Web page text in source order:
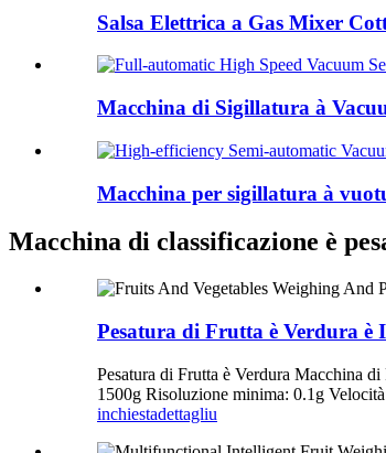
Salsa Elettrica a Gas Mixer
Macchina di Sigillatura à
Macchina per sigillatura à
Macchina di classificazione è
Pesatura di Frutta è Verdura è
Pesatura di Frutta è Verdura Macchina
1500g Risoluzione minima: 0.1g
inchiestadettagliu